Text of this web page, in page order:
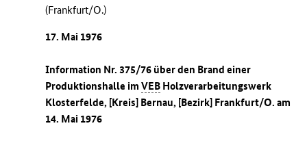
(Frankfurt/O.)
17. Mai 1976
Information Nr. 375/76 über den Brand einer
Produktionshalle imVEB Holzverarbeitungswerk
Klosterfelde, [Kreis] Bernau, [Bezirk] Frankfurt/O. am
14. Mai 1976